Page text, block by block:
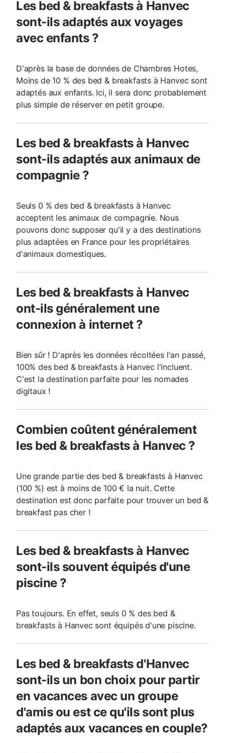
Les bed & breakfasts à Hanvec
sont-ils adaptés aux voyages
avec enfants ?
D'après la base de données de Chambres Hotes,
Moins de 10 % des bed & breakfasts à Hanvec sont
adaptés aux enfants. Ici, il sera donc probablement
plus simple de réserver en petit groupe.
Les bed & breakfasts à Hanvec
sont-ils adaptés aux animaux de
compagnie ?
Seuls 0 % des bed & breakfasts à Hanvec
acceptent les animaux de compagnie. Nous
pouvons donc supposer qu'il y a des destinations
plus adaptées en France pour les propriétaires
d'animaux domestiques.
Les bed & breakfasts à Hanvec
ont-ils généralement une
connexion à internet ?
Bien sûr ! D'après les données récoltées l'an passé,
100% des bed & breakfasts à Hanvec l'incluent.
C'est la destination parfaite pour les nomades
digitaux !
Combien coûtent généralement
les bed & breakfasts à Hanvec ?
Une grande partie des bed & breakfasts à Hanvec
(100 %) est à moins de 100 € la nuit. Cette
destination est donc parfaite pour trouver un bed &
breakfast pas cher !
Les bed & breakfasts à Hanvec
sont-ils souvent équipés d'une
piscine ?
Pas toujours. En effet, seuls 0 % des bed &
breakfasts à Hanvec sont équipés d'une piscine.
Les bed & breakfasts d'Hanvec
sont-ils un bon choix pour partir
en vacances avec un groupe
d'amis ou est ce qu'ils sont plus
adaptés aux vacances en couple?